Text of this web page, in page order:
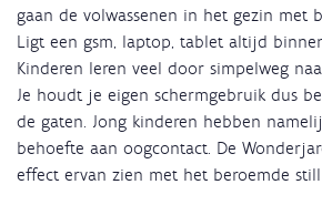
gaan de volwassenen in het gezin met
Ligt een gsm, laptop, tablet altijd
Kinderen leren veel door simpelweg
Je houdt je eigen schermgebruik dus
de gaten. Jong kinderen hebben
behoefte aan oogcontact. De
effect ervan zien met het beroemde